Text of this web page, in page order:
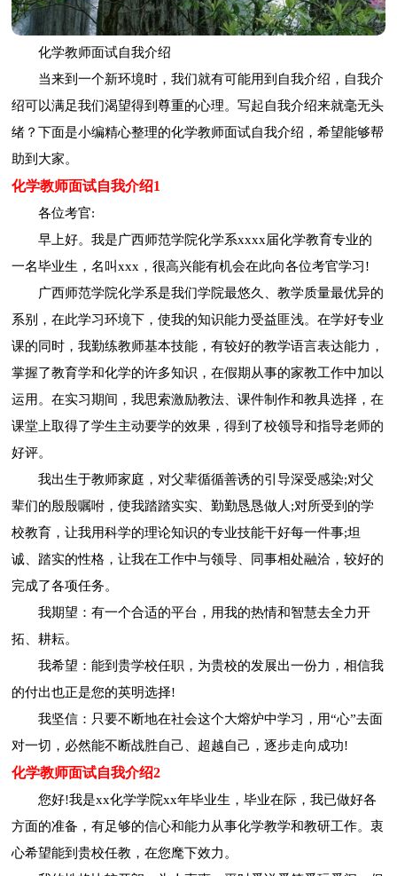
化学教师面试自我介绍
当来到一个新环境时，我们就有可能用到自我介绍，自我介
绍可以满足我们渴望得到尊重的心理。写起自我介绍来就毫无头
绪？下面是小编精心整理的化学教师面试自我介绍，希望能够帮
助到大家。
化学教师面试自我介绍1
各位考官:
早上好。我是广西师范学院化学系xxxx届化学教育专业的
一名毕业生，名叫xxx，很高兴能有机会在此向各位考官学习!
广西师范学院化学系是我们学院最悠久、教学质量最优异的
系别，在此学习环境下，使我的知识能力受益匪浅。在学好专业
课的同时，我勤练教师基本技能，有较好的教学语言表达能力，
掌握了教育学和化学的许多知识，在假期从事的家教工作中加以
运用。在实习期间，我思索激励教法、课件制作和教具选择，在
课堂上取得了学生主动要学的效果，得到了校领导和指导老师的
好评。
我出生于教师家庭，对父辈循循善诱的引导深受感染;对父
辈们的殷殷嘱咐，使我踏踏实实、勤勤恳恳做人;对所受到的学
校教育，让我用科学的理论知识的专业技能干好每一件事;坦
诚、踏实的性格，让我在工作中与领导、同事相处融洽，较好的
完成了各项任务。
我期望：有一个合适的平台，用我的热情和智慧去全力开
拓、耕耘。
我希望：能到贵学校任职，为贵校的发展出一份力，相信我
的付出也正是您的英明选择!
我坚信：只要不断地在社会这个大熔炉中学习，用“心”去面
对一切，必然能不断战胜自己、超越自己，逐步走向成功!
化学教师面试自我介绍2
您好!我是xx化学学院xx年毕业生，毕业在际，我已做好各
方面的准备，有足够的信心和能力从事化学教学和教研工作。衷
心希望能到贵校任教，在您麾下效力。